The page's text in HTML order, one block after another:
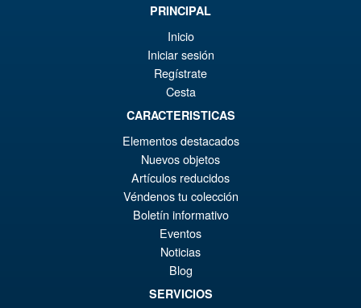
PRINCIPAL
Inicio
Iniciar sesión
Regístrate
Cesta
CARACTERISTICAS
Elementos destacados
Nuevos objetos
Artículos reducidos
Véndenos tu colección
Boletín informativo
Eventos
Noticias
Blog
SERVICIOS